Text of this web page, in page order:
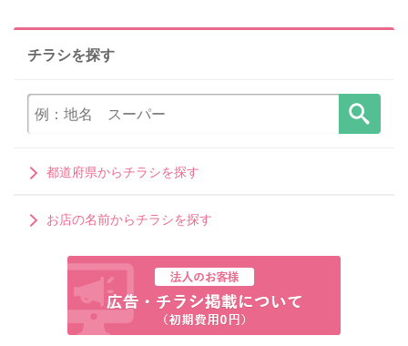
チラシを探す
都道府県からチラシを探す
お店の名前からチラシを探す